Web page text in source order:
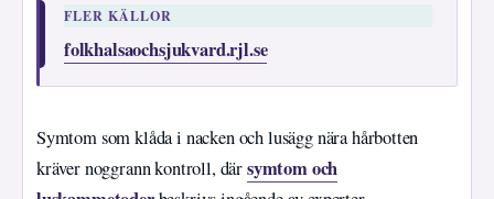
FLER KÄLLOR
folkhalsaochsjukvard.rjl.se
Symtom som klåda i nacken och lusägg nära hårbotten
kräver noggrann kontroll, därsymtom och